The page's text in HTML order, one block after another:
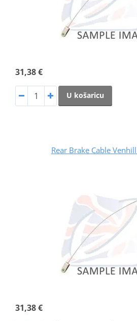
31,38 €
U košaricu
Rear Brake Cable
31,38 €